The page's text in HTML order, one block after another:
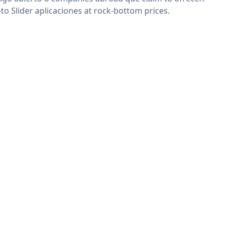
Slider aplicaciones at rock-bottom prices.